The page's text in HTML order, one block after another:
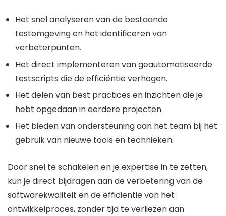
Het snel analyseren van de bestaande
testomgeving en het identificeren van
verbeterpunten.
Het direct implementeren van geautomatiseerde
testscripts die de efficiëntie verhogen.
Het delen van best practices en inzichten die je
hebt opgedaan in eerdere projecten.
Het bieden van ondersteuning aan het team bij het
gebruik van nieuwe tools en technieken.
Door snel te schakelen en je expertise in te zetten,
kun je direct bijdragen aan de verbetering van de
softwarekwaliteit en de efficiëntie van het
ontwikkelproces, zonder tijd te verliezen aan